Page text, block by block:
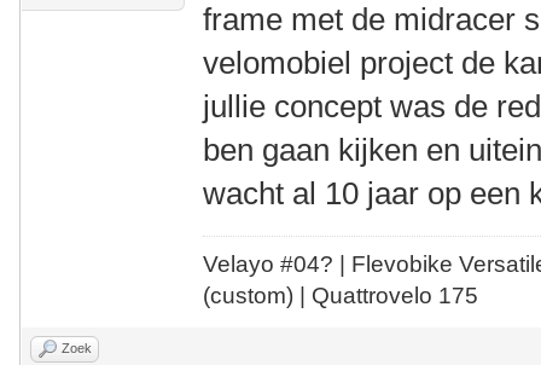
frame met de midracer
velomobiel project de
jullie concept was de
ben gaan kijken en
wacht al 10 jaar op
Velayo #04? | Flevobike
(custom) | Quattrovelo 175
Zoek